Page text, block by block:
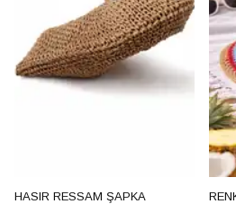
HASIR RESSAM ŞAPKA